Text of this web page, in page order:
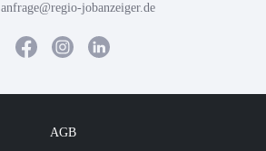
anfrage@regio-jobanzeiger.de
AGB